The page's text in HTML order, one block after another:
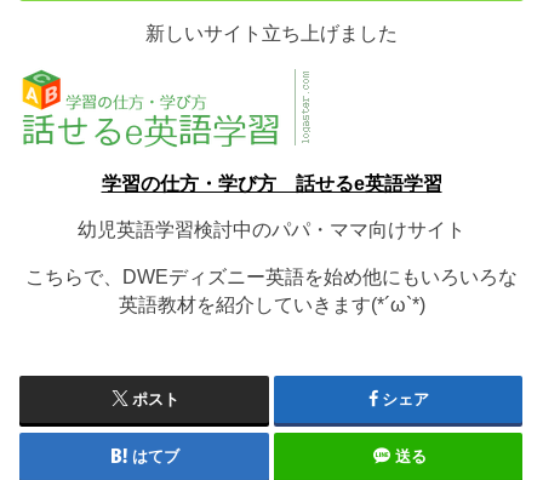
新しいサイト立ち上げました
学習の仕方・学び方 話せるe英語学習
幼児英語学習検討中のパパ・ママ向けサイト
こちらで、DWEディズニー英語を始め他にもいろいろな
英語教材を紹介していきます(*´ω`*)
ポスト シェア
はてブ 送る